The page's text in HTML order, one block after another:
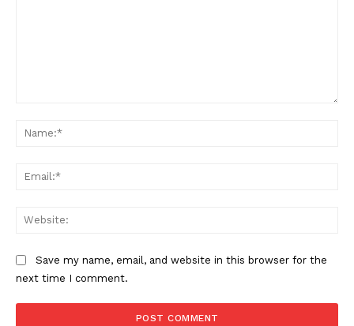
Save my name, email, and website in this browser for the
next time I comment.